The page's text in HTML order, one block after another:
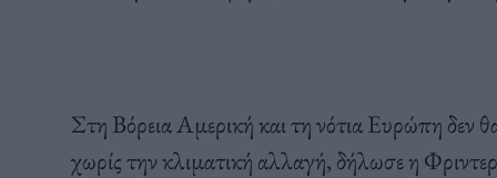
Στη Βόρεια Αμερική και τη νότια Ευρώπη δεν
χωρίς την κλιματική αλλαγή, δήλωσε η